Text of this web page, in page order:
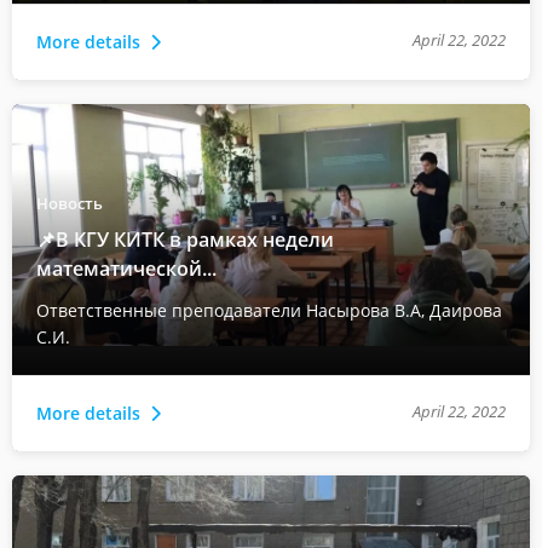
More details April 22, 2022
Новость
📌В КГУ КИТК в рамках недели
математической...
Ответственные преподаватели Насырова В.А, Даирова
С.И.
More details April 22, 2022